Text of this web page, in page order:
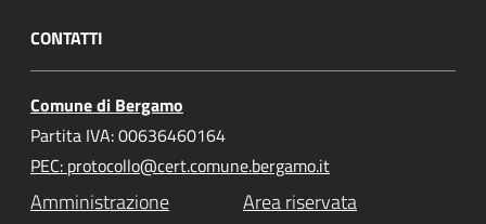
CONTATTI
Comune di Bergamo
Partita IVA: 00636460164
PEC: protocollo@cert.comune.bergamo.it
Amministrazione
Area riservata